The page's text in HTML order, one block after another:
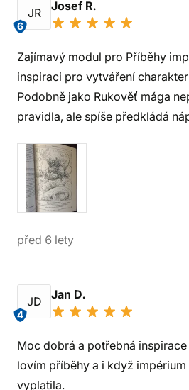
JR
6
Josef R.
Zajímavý modul pro Příběhy
inspiraci pro vytváření
Podobně jako Rukověť mága
pravidla, ale spíše předkládá
před 6 lety
JD
4
Jan D.
Moc dobrá a potřebná
lovím příběhy a i když impérium
vyplatila.